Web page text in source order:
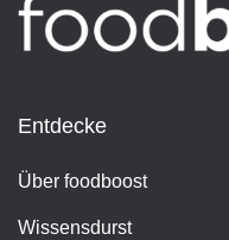
Entdecke
Über foodboost
Wissensdurst